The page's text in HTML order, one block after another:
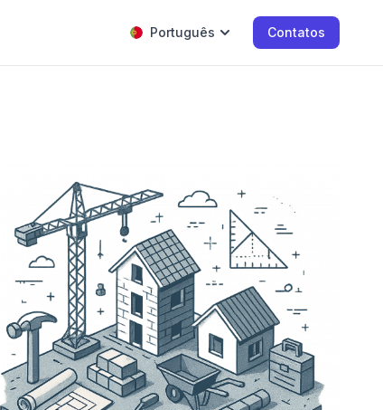
Português Contatos